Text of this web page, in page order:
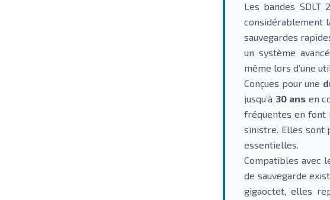
Les bandes SDLT
considérablement
sauvegardes
un système
même lors d’une
Conçues pour une
jusqu’à 30 ansen
fréquentes en font
sinistre. Elles sont
essentielles.
Compatibles avec
de sauvegarde
gigaoctet, elles